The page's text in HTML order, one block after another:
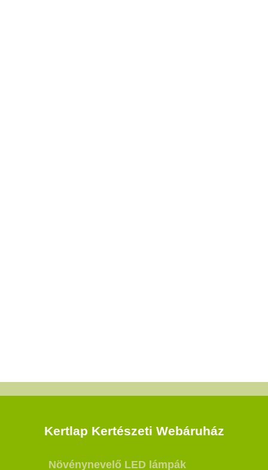
Kertlap Kertészeti Webáruház
Növénynevelő LED lámpák